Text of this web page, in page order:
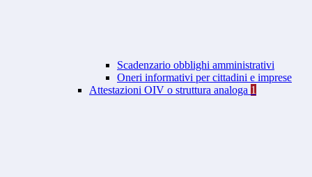
Scadenzario obblighi amministrativi
Oneri informativi per cittadini e imprese
Attestazioni OIV o struttura analoga 1